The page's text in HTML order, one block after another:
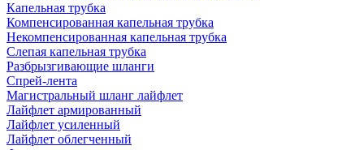
Капельная трубка
Компенсированная капельная трубка
Некомпенсированная капельная трубка
Слепая капельная трубка
Разбрызгивающие шланги
Спрей-лента
Магистральный шланг лайфлет
Лайфлет армированный
Лайфлет усиленный
Лайфлет облегченный